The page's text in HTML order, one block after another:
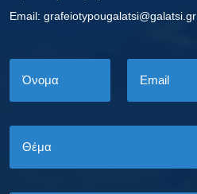
Εmail: grafeiotypougalatsi@galatsi.gr